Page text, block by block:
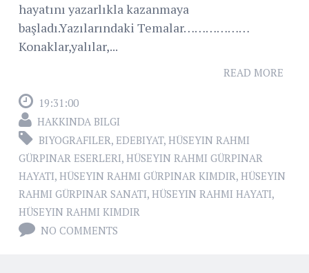
hayatını yazarlıkla kazanmaya
başladı.Yazılarındaki Temalar………………
Konaklar,yalılar,...
READ MORE
19:31:00
HAKKINDA BILGI
BIYOGRAFILER, EDEBIYAT, HÜSEYIN RAHMI
GÜRPINAR ESERLERI, HÜSEYIN RAHMI GÜRPINAR
HAYATI, HÜSEYIN RAHMI GÜRPINAR KIMDIR, HÜSEYIN
RAHMI GÜRPINAR SANATI, HÜSEYIN RAHMI HAYATI,
HÜSEYIN RAHMI KIMDIR
NO COMMENTS